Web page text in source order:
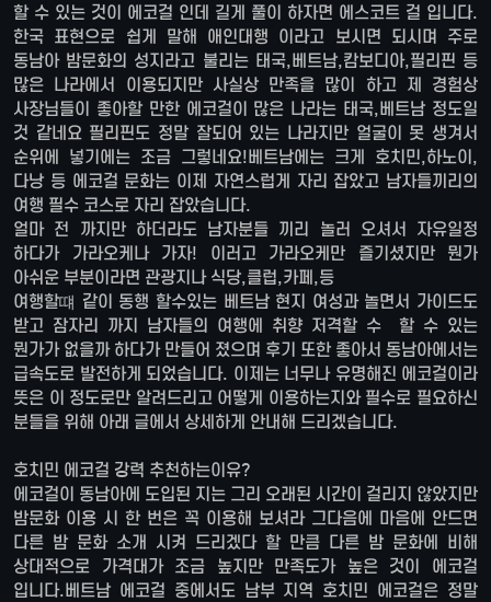
할 수 있는 것이 에코걸 인데 길게 풀이 하자면 에스코트 걸 입니다.
한국 표현으로 쉽게 말해 애인대행 이라고 보시면 되시며 주로
동남아 밤문화의 성지라고 불리는 태국,베트남,캄보디아,필리핀 등
많은 나라에서 이용되지만 사실상 만족을 많이 하고 제 경험상
사장님들이 좋아할 만한 에코걸이 많은 나라는 태국,베트남 정도일
것 같네요 필리핀도 정말 잘되어 있는 나라지만 얼굴이 못 생겨서
순위에 넣기에는 조금 그렇네요!베트남에는 크게 호치민,하노이,
다낭 등 에코걸 문화는 이제 자연스럽게 자리 잡았고 남자들끼리의
여행 필수 코스로 자리 잡았습니다.
얼마 전 까지만 하더라도 남자분들 끼리 놀러 오셔서 자유일정
하다가 가라오케나 가자! 이러고 가라오케만 즐기셨지만 뭔가
아쉬운 부분이라면 관광지나 식당,클럽,카페,등
여행할떄 같이 동행 할수있는 베트남 현지 여성과 놀면서 가이드도
받고 잠자리 까지 남자들의 여행에 취향 저격할 수 할 수 있는
뭔가가 없을까 하다가 만들어 졌으며 후기 또한 좋아서 동남아에서는
급속도로 발전하게 되었습니다. 이제는 너무나 유명해진 에코걸이라
뜻은 이 정도로만 알려드리고 어떻게 이용하는지와 필수로 필요하신
분들을 위해 아래 글에서 상세하게 안내해 드리겠습니다.
호치민 에코걸 강력 추천하는이유?
에코걸이 동남아에 도입된 지는 그리 오래된 시간이 걸리지 않았지만
밤문화 이용 시 한 번은 꼭 이용해 보셔라 그다음에 마음에 안드면
다른 밤 문화 소개 시켜 드리겠다 할 만큼 다른 밤 문화에 비해
상대적으로 가격대가 조금 높지만 만족도가 높은 것이 에코걸
입니다.베트남 에코걸 중에서도 남부 지역 호치민 에코걸은 정말